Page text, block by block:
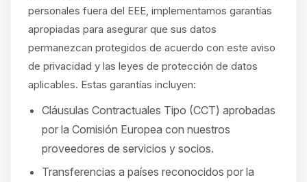
personales fuera del EEE, implementamos garantías
apropiadas para asegurar que sus datos
permanezcan protegidos de acuerdo con este aviso
de privacidad y las leyes de protección de datos
aplicables. Estas garantías incluyen:
Cláusulas Contractuales Tipo (CCT) aprobadas
por la Comisión Europea con nuestros
proveedores de servicios y socios.
Transferencias a países reconocidos por la